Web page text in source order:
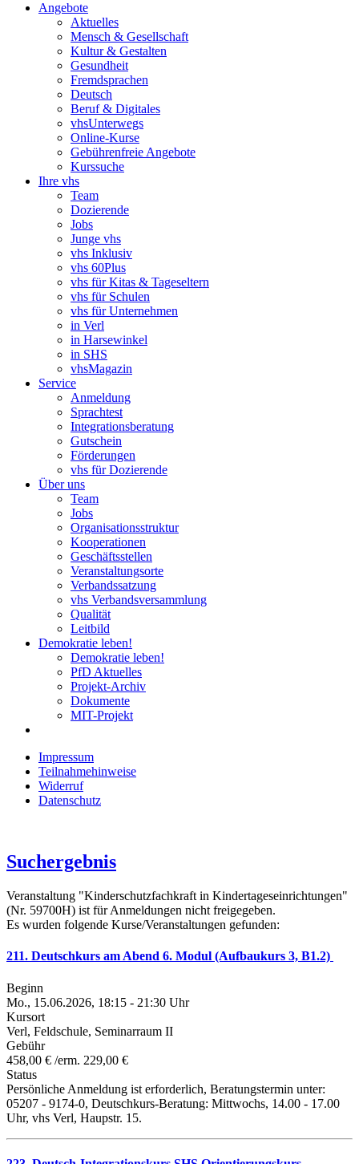
Angebote
Aktuelles
Mensch & Gesellschaft
Kultur & Gestalten
Gesundheit
Fremdsprachen
Deutsch
Beruf & Digitales
vhsUnterwegs
Online-Kurse
Gebührenfreie Angebote
Kurssuche
Ihre vhs
Team
Dozierende
Jobs
Junge vhs
vhs Inklusiv
vhs 60Plus
vhs für Kitas & Tageseltern
vhs für Schulen
vhs für Unternehmen
in Verl
in Harsewinkel
in SHS
vhsMagazin
Service
Anmeldung
Sprachtest
Integrationsberatung
Gutschein
Förderungen
vhs für Dozierende
Über uns
Team
Jobs
Organisationsstruktur
Kooperationen
Geschäftsstellen
Veranstaltungsorte
Verbandssatzung
vhs Verbandsversammlung
Qualität
Leitbild
Demokratie leben!
Demokratie leben!
PfD Aktuelles
Projekt-Archiv
Dokumente
MIT-Projekt
Impressum
Teilnahmehinweise
Widerruf
Datenschutz
Suchergebnis
Veranstaltung "Kinderschutzfachkraft in Kindertageseinrichtungen"
(Nr. 59700H) ist für Anmeldungen nicht freigegeben.
Es wurden folgende Kurse/Veranstaltungen gefunden:
211. Deutschkurs am Abend 6. Modul (Aufbaukurs 3, B1.2)
Beginn
Mo., 15.06.2026, 18:15 - 21:30 Uhr
Kursort
Verl, Feldschule, Seminarraum II
Gebühr
458,00 € /erm. 229,00 €
Status
Persönliche Anmeldung ist erforderlich, Beratungstermin unter:
05207 - 9174-0, Deutschkurs-Beratung: Mittwochs, 14.00 - 17.00
Uhr, vhs Verl, Haupstr. 15.